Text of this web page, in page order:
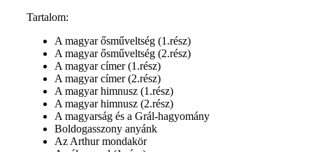
Tartalom:
A magyar ősműveltség (1.rész)
A magyar ősműveltség (2.rész)
A magyar címer (1.rész)
A magyar címer (2.rész)
A magyar himnusz (1.rész)
A magyar himnusz (2.rész)
A magyarság és a Grál-hagyomány
Boldogasszony anyánk
Az Arthur mondakör